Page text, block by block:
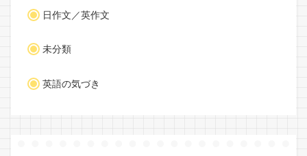
日作文／英作文
未分類
英語の気づき